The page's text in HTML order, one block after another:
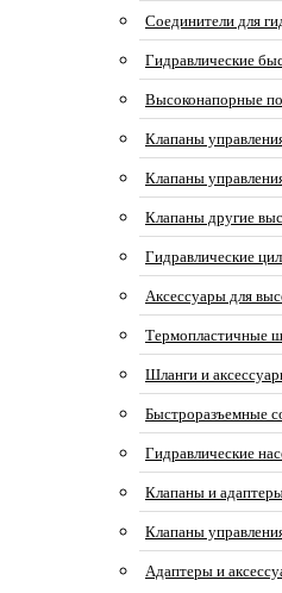
Соединители для
Гидравлические
Высоконапорные
Клапаны
Клапаны
Клапаны другие
Гидравлические
Аксессуары для
Термопластичные
Шланги и
Быстроразъемные
Гидравлические
Клапаны и
Клапаны
Адаптеры и